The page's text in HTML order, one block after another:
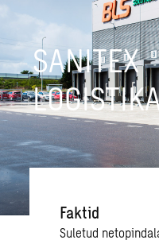
SANITEX
Faktid
Suletud